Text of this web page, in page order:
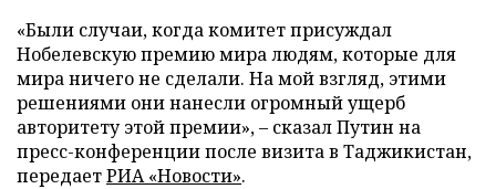
«Были случаи, когда комитет присуждал
Нобелевскую премию мира людям, которые для
мира ничего не сделали. На мой взгляд, этими
решениями они нанесли огромный ущерб
авторитету этой премии», – сказал Путин на
пресс-конференции после визита в Таджикистан,
передаетРИА «Новости».